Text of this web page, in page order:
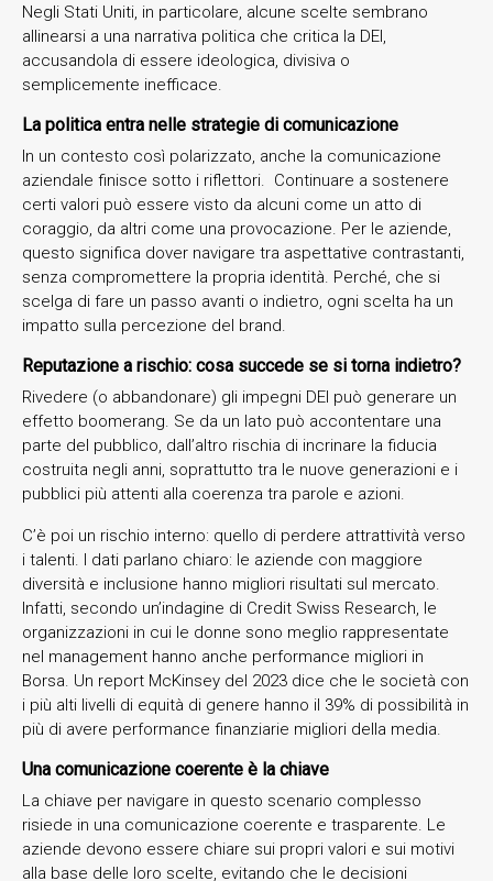
Negli Stati Uniti, in particolare, alcune scelte sembrano
allinearsi a una narrativa politica che critica la DEI,
accusandola di essere ideologica, divisiva o
semplicemente inefficace.
La politica entra nelle strategie di comunicazione
In un contesto così polarizzato, anche la comunicazione
aziendale finisce sotto i riflettori. Continuare a sostenere
certi valori può essere visto da alcuni come un atto di
coraggio, da altri come una provocazione. Per le aziende,
questo significa dover navigare tra aspettative contrastanti,
senza compromettere la propria identità. Perché, che si
scelga di fare un passo avanti o indietro, ogni scelta ha un
impatto sulla percezione del brand.
Reputazione a rischio: cosa succede se si torna indietro?
Rivedere (o abbandonare) gli impegni DEI può generare un
effetto boomerang. Se da un lato può accontentare una
parte del pubblico, dall’altro rischia di incrinare la fiducia
costruita negli anni, soprattutto tra le nuove generazioni e i
pubblici più attenti alla coerenza tra parole e azioni.
C’è poi un rischio interno: quello di perdere attrattività verso
i talenti. I dati parlano chiaro: le aziende con maggiore
diversità e inclusione hanno migliori risultati sul mercato.
Infatti, secondo un’indagine di Credit Swiss Research, le
organizzazioni in cui le donne sono meglio rappresentate
nel management hanno anche performance migliori in
Borsa. Un report McKinsey del 2023 dice che le società con
i più alti livelli di equità di genere hanno il 39% di possibilità in
più di avere performance finanziarie migliori della media.
Una comunicazione coerente è la chiave
La chiave per navigare in questo scenario complesso
risiede in una comunicazione coerente e trasparente. Le
aziende devono essere chiare sui propri valori e sui motivi
alla base delle loro scelte, evitando che le decisioni